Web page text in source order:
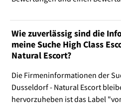
Wie zuverlässig sind die
meine Suche High Class
Natural Escort?
Die Firmeninformationen der
Dusseldorf - Natural Escort
hervorzuheben ist das Label